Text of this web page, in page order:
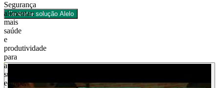
Segurança
alimentar:
mais
saúde
e
produtividade
para
a
sua
equipe.
Contratar solução Alelo